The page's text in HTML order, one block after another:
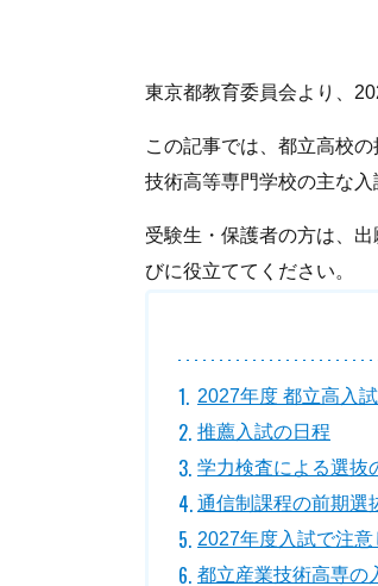
東京都教育委員会より、
この記事では、都立高校
技術高等専門学校の主な入
受験生・保護者の方は、
びに役立ててください。
2027年度 都立高入
推薦入試の日程
学力検査による選抜
通信制課程の前期選
2027年度入試で注意
都立産業技術高専の